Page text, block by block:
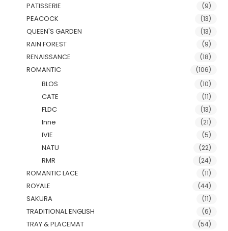
PATISSERIE (9)
PEACOCK (13)
QUEEN'S GARDEN (13)
RAIN FOREST (9)
RENAISSANCE (18)
ROMANTIC (106)
BLOS (10)
CATE (11)
FLDC (13)
Inne (21)
IVIE (5)
NATU (22)
RMR (24)
ROMANTIC LACE (11)
ROYALE (44)
SAKURA (11)
TRADITIONAL ENGLISH (6)
TRAY & PLACEMAT (54)